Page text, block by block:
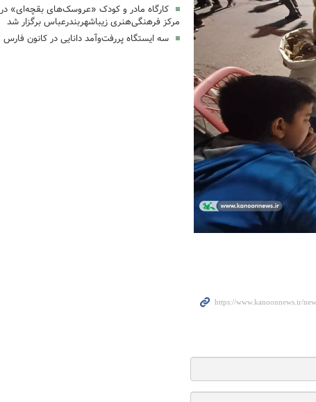
کارگاه مادر و کودک «عروسک‌های بقچه‌ای» در
مرکز فرهنگی‌هنری زیباشهربندرعباس برگزار شد
سه ایستگاه پررفت‌وآمد دانایی در کانون فارس